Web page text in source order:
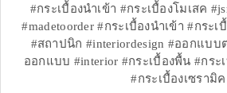
#กระเบื้องนำเข้า #กระเบื้องโมเสค
#madetoorder #กระเบื้องนำเข้า #กระเ
#สถาปนิก #interiordesign #ออกแบบ
ออกแบบ #interior #กระเบื้องพื้น #กระ
#กระเบื้องเซรามิค